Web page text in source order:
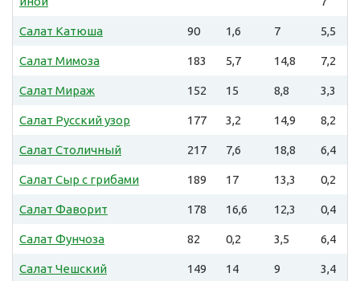
Салат Катюша 90 1,6 7 5,5
Салат Мимоза 183 5,7 14,8 7,2
Салат Мираж 152 15 8,8 3,3
Салат Русский узор 177 3,2 14,9 8,2
Салат Столичный 217 7,6 18,8 6,4
Салат Сыр с грибами 189 17 13,3 0,2
Салат Фаворит 178 16,6 12,3 0,4
Салат Фунчоза 82 0,2 3,5 6,4
Салат Чешский 149 14 9 3,4